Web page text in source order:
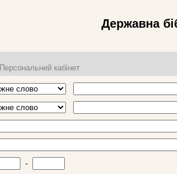
Державна
Персональний кабінет
-